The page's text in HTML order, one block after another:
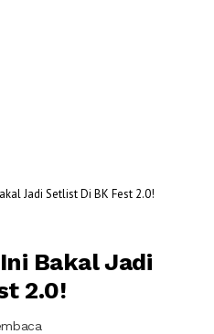
Jadi Setlist Di BK Fest 2.0!
Bakal Jadi
2.0!